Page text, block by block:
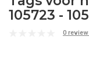
105723 -
0